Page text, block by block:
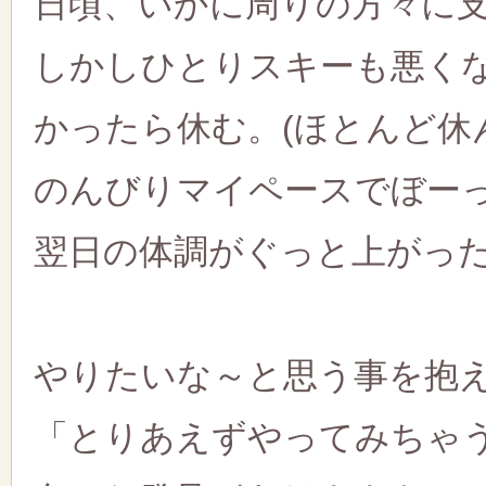
しかしひとりスキーも悪く
かったら休む。(ほとんど
のんびりマイペースでぼー
翌日の体調がぐっと上がっ
やりたいな～と思う事を抱
「とりあえずやってみち